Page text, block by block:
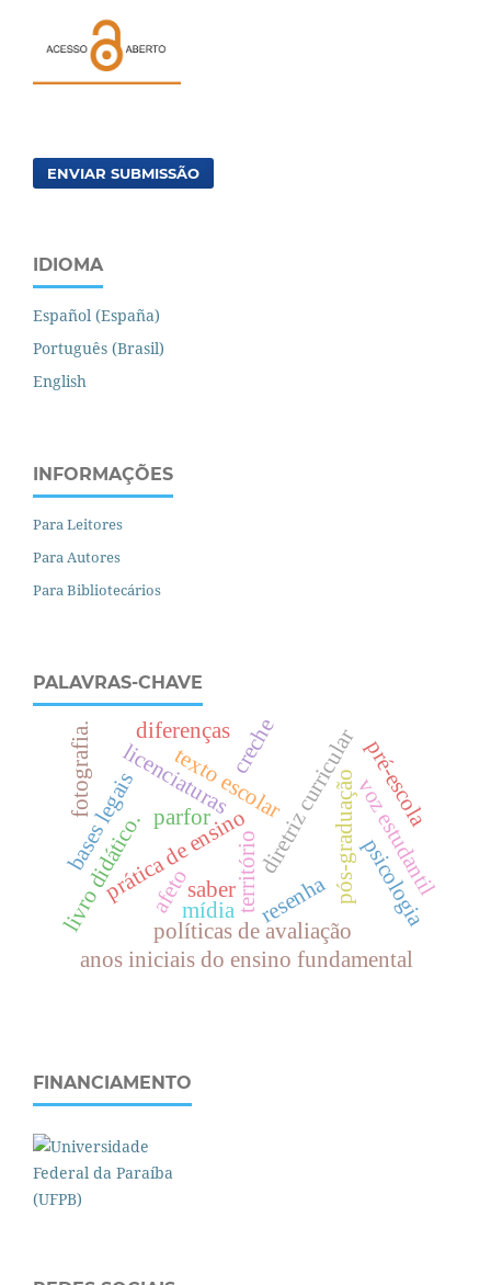
ENVIAR SUBMISSÃO
IDIOMA
Español (España)
Português (Brasil)
English
INFORMAÇÕES
Para Leitores
Para Autores
Para Bibliotecários
PALAVRAS-CHAVE
resenha
territóriodiretriz curricular
prática de ensino
texto escolar
políticas de avaliação
pós-graduação
saber
anos iniciais do ensino fundamental
mídia
livro didático.
licenciaturas
parfor voz estudantil
pré-escola
creche
bases legais
psicologia
fotografia. diferenças
afeto
FINANCIAMENTO